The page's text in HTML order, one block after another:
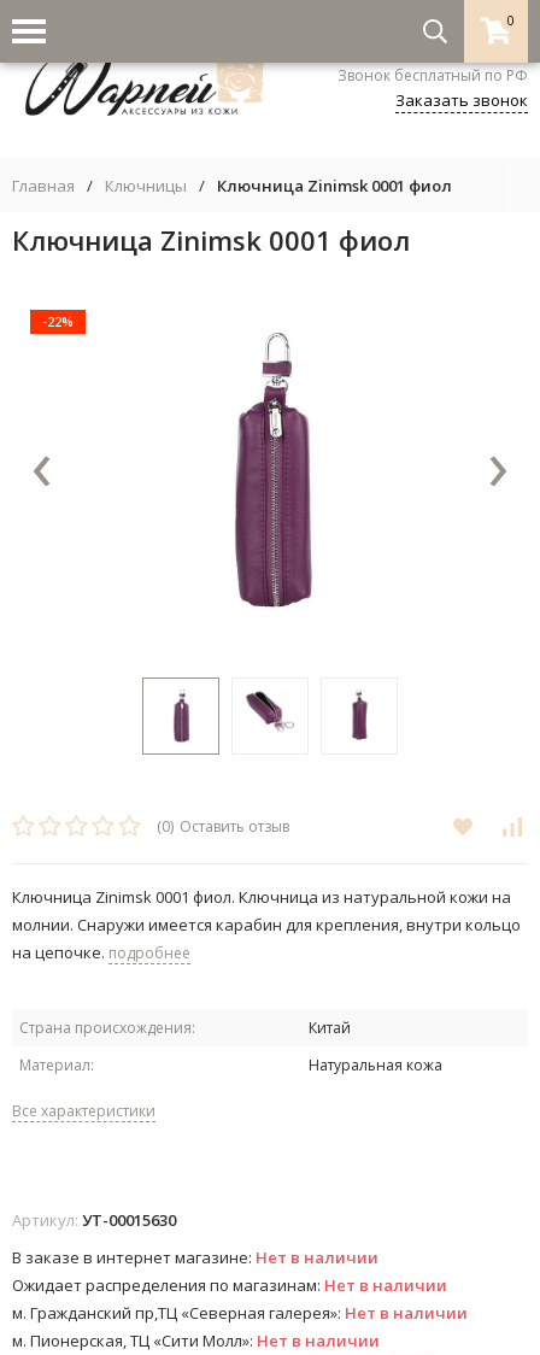
0
8-800-333-5530
Звонок бесплатный по РФ
Заказать звонок
Главная / Ключницы / Ключница Zinimsk 0001 фиол
Ключница Zinimsk 0001 фиол
-22%
‹ ›
(0) Оставить отзыв
Ключница Zinimsk 0001 фиол. Ключница из натуральной кожи на
молнии. Снаружи имеется карабин для крепления, внутри кольцо
на цепочке. подробнее
Страна происхождения:
Китай
Материал:
Натуральная кожа
Все характеристики
Артикул: УТ-00015630
В заказе в интернет магазине: Нет в наличии
Ожидает распределения по магазинам: Нет в наличии
м. Гражданский пр,ТЦ «Северная галерея»: Нет в наличии
м. Пионерская, ТЦ «Сити Молл»: Нет в наличии